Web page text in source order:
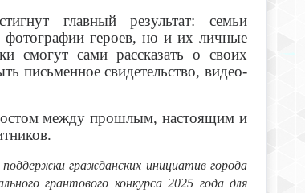
главный результат: семьи
фотографии героев, но и их личные
смогут сами рассказать о своих
письменное свидетельство, видео-
между прошлым, настоящим и
поддержки гражданских инициатив города
грантового конкурса 2025 года для